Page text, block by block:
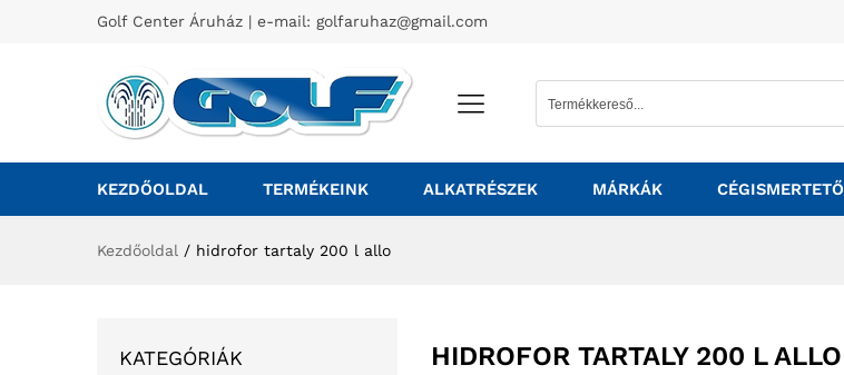
Golf Center Áruház | e-mail: golfaruhaz@gmail.com
KEZDŐOLDAL TERMÉKEINK ALKATRÉSZEK MÁRKÁK CÉGISMERTETŐ
Kezdőoldal / hidrofor tartaly 200 l allo
HIDROFOR TARTALY 200 L ALLO
KATEGÓRIÁK